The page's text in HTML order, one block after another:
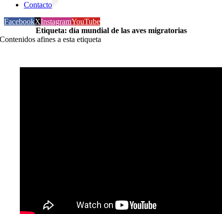
Contacto
FacebookXInstagramYouTube
Etiqueta: día mundial de las aves migratorias
Contenidos afines a esta etiqueta